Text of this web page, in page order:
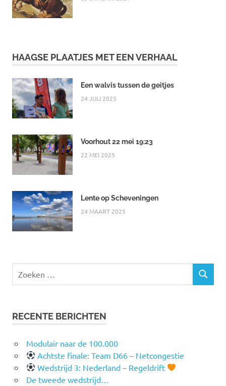
HAAGSE PLAATJES MET EEN VERHAAL
Een walvis tussen de geitjes
24 JULI 2025
Voorhout 22 mei 19:23
22 MEI 2025
Lente op Scheveningen
24 MAART 2025
Zoeken
ZOEKEN
RECENTE BERICHTEN
Modulair naar de 100.000
Achtste finale: Team D66 – Netcongestie
Wedstrijd 3: Nederland – Regeldrift
De tweede wedstrijd…